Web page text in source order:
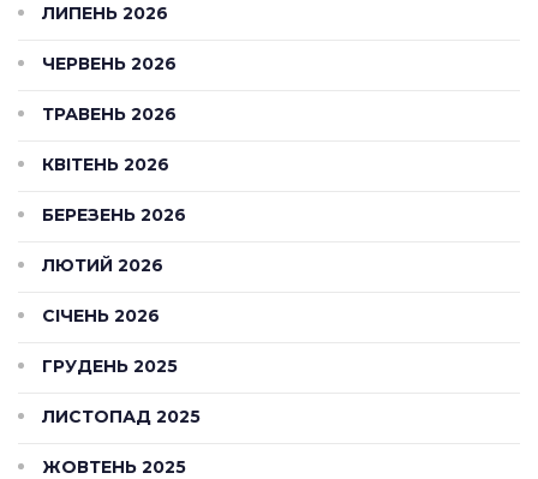
ЛИПЕНЬ 2026
ЧЕРВЕНЬ 2026
ТРАВЕНЬ 2026
КВІТЕНЬ 2026
БЕРЕЗЕНЬ 2026
ЛЮТИЙ 2026
СІЧЕНЬ 2026
ГРУДЕНЬ 2025
ЛИСТОПАД 2025
ЖОВТЕНЬ 2025